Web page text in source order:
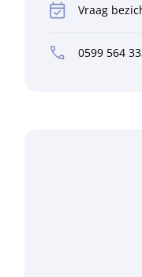
Vraag
0599 564